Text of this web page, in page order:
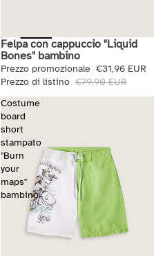
Saldi
Felpa con cappuccio "Liquid
Bones" bambino
Prezzo promozionale €31,96 EUR
Prezzo di listino €79,90 EUR
Costume
board
short
stampato
"Burn
your
maps"
bambino